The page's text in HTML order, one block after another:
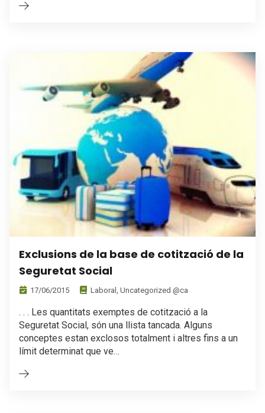
Exclusions de la base de cotització de la
Seguretat Social
17/06/2015 Laboral , Uncategorized @ca
. . . Les quantitats exemptes de cotització a la
Seguretat Social, són una llista tancada. Alguns
conceptes estan exclosos totalment i altres fins a un
límit determinat que ve…